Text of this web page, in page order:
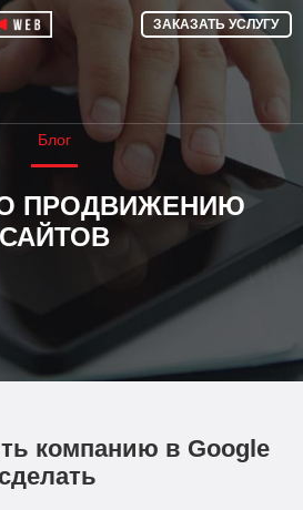
ЗАКАЗАТЬ УСЛУГУ
Блог
ПРОДВИЖЕНИЮ
САЙТОВ
компанию в Google